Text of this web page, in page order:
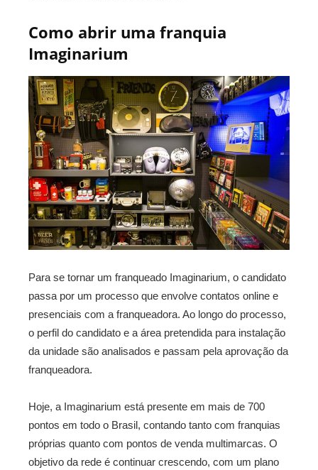
Como abrir uma franquia
Imaginarium
Para se tornar um franqueado Imaginarium, o candidato
passa por um processo que envolve contatos online e
presenciais com a franqueadora. Ao longo do processo,
o perfil do candidato e a área pretendida para instalação
da unidade são analisados e passam pela aprovação da
franqueadora.
Hoje, a Imaginarium está presente em mais de 700
pontos em todo o Brasil, contando tanto com franquias
próprias quanto com pontos de venda multimarcas. O
objetivo da rede é continuar crescendo, com um plano